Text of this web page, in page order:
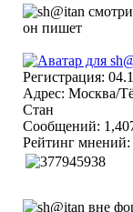
Регистрация:
Адрес: Москва/
Стан
Сообщений:
Рейтинг мнений: